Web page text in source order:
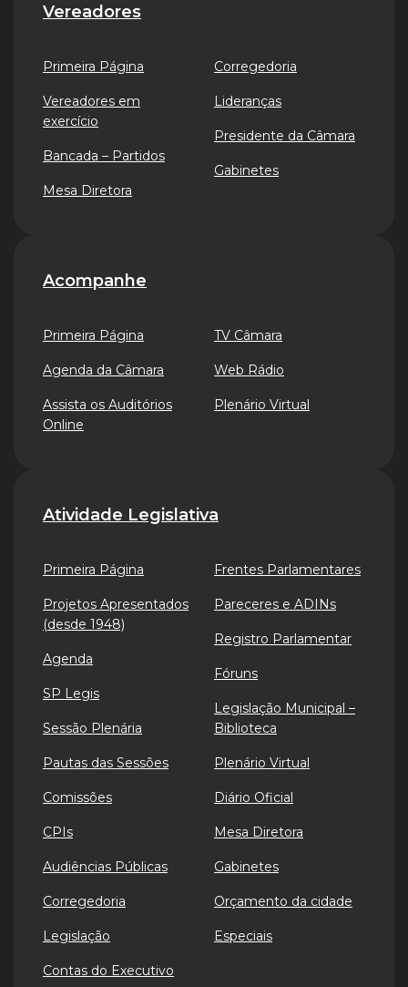
Vereadores
Primeira Página
Vereadores em
exercício
Bancada – Partidos
Mesa Diretora
Corregedoria
Lideranças
Presidente da Câmara
Gabinetes
Acompanhe
Primeira Página
Agenda da Câmara
Assista os Auditórios
Online
TV Câmara
Web Rádio
Plenário Virtual
Atividade Legislativa
Primeira Página
Projetos Apresentados
(desde 1948)
Agenda
SP Legis
Sessão Plenária
Pautas das Sessões
Comissões
CPIs
Audiências Públicas
Corregedoria
Legislação
Contas do Executivo
Frentes Parlamentares
Pareceres e ADINs
Registro Parlamentar
Fóruns
Legislação Municipal –
Biblioteca
Plenário Virtual
Diário Oficial
Mesa Diretora
Gabinetes
Orçamento da cidade
Especiais